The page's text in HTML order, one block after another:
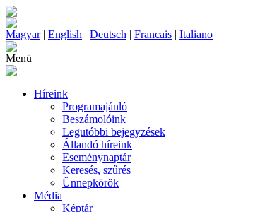
Magyar| English | Deutsch | Francais | Italiano
Menü
Híreink
Programajánló
Beszámolóink
Legutóbbi bejegyzések
Állandó híreink
Eseménynaptár
Keresés, szűrés
Ünnepkörök
Média
Képtár